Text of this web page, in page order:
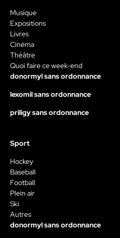
Musique
Expositions
Livres
Cinéma
Théâtre
Quoi faire ce week-end
donormyl sans ordonnance
lexomil sans ordonnance
priligy sans ordonnance
Sport
Hockey
Baseball
Football
Plein air
Ski
Autres
donormyl sans ordonnance